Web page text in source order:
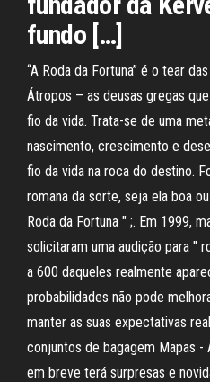
fundo […]
“A Roda da Fortuna” é o tear
Átropos – as deusas gregas
fio da vida. Trata-se de uma
nascimento, crescimento e
fio da vida na roca do destino.
romana da sorte, seja ela boa
Roda da Fortuna " ;. Em 1999,
solicitaram uma audição para "
a 600 daqueles realmente
probabilidades não pode
manter as suas expectativas
conjuntos de bagagem Mapas -
em breve terá surpresas e